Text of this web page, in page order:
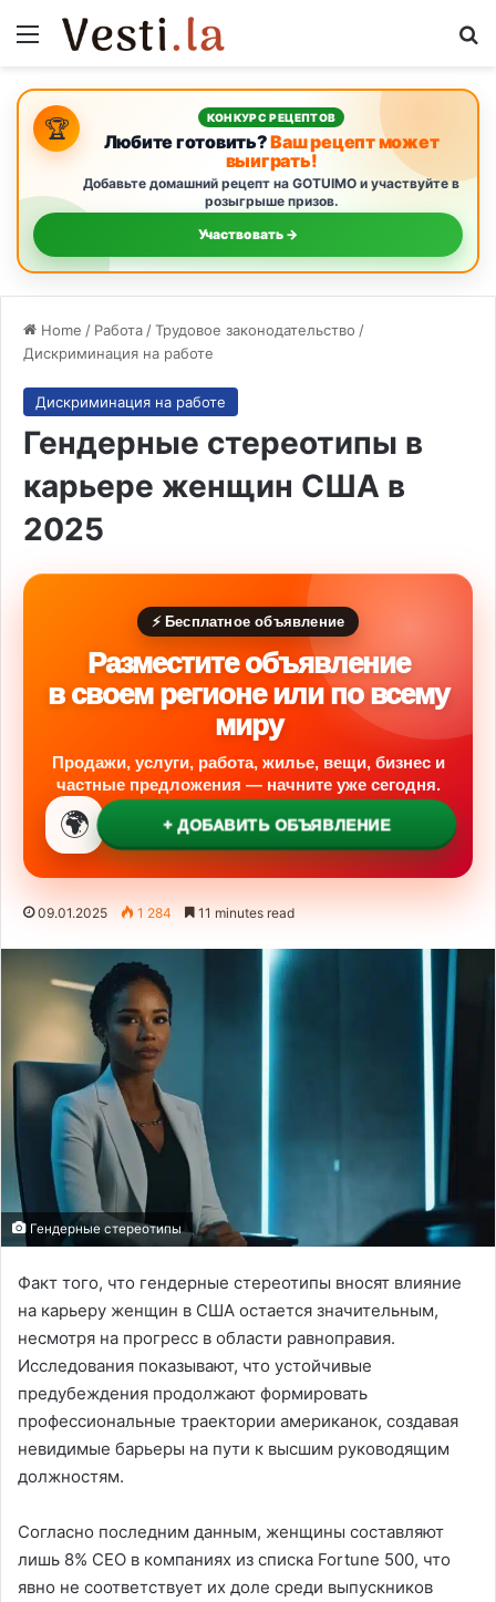
Menu
🏆 КОНКУРС РЕЦЕПТОВ
Любите готовить?Ваш рецепт может
выиграть!
Добавьте домашний рецепт на GOTUIMO и участвуйте в
розыгрыше призов.
Участвовать →
Home / Работа /Трудовое законодательство /
Дискриминация на работе
Дискриминация на работе
Гендерные стереотипы в
карьере женщин США в
2025
⚡ Бесплатное объявление
Разместите объявление
в своем регионе или по всему
миру
Продажи, услуги, работа, жилье, вещи, бизнес и
частные предложения — начните уже сегодня.
🌍 + ДОБАВИТЬ ОБЪЯВЛЕНИЕ
09.01.2025 1 284 11 minutes read
Гендерные стереотипы
Факт того, что гендерные стереотипы вносят влияние
на карьеру женщин в США остается значительным,
несмотря на прогресс в области равноправия.
Исследования показывают, что устойчивые
предубеждения продолжают формировать
профессиональные траектории американок, создавая
невидимые барьеры на пути к высшим руководящим
должностям.
Согласно последним данным, женщины составляют
лишь 8% CEO в компаниях из списка Fortune 500, что
явно не соответствует их доле среди выпускников